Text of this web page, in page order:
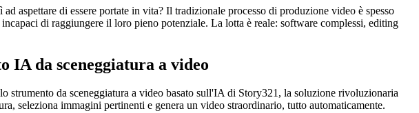
aspettare di essere portate in vita? Il tradizionale processo di produzione video è spesso
di raggiungere il loro pieno potenziale. La lotta è reale: software complessi, editing
IA da sceneggiatura a video
strumento da sceneggiatura a video basato sull'IA di Story321, la soluzione rivoluzionaria
seleziona immagini pertinenti e genera un video straordinario, tutto automaticamente.